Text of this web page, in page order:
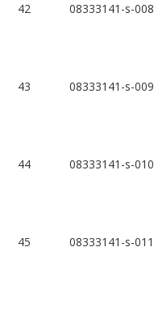
42
08333141-s-008
43
08333141-s-009
44
08333141-s-010
45
08333141-s-011